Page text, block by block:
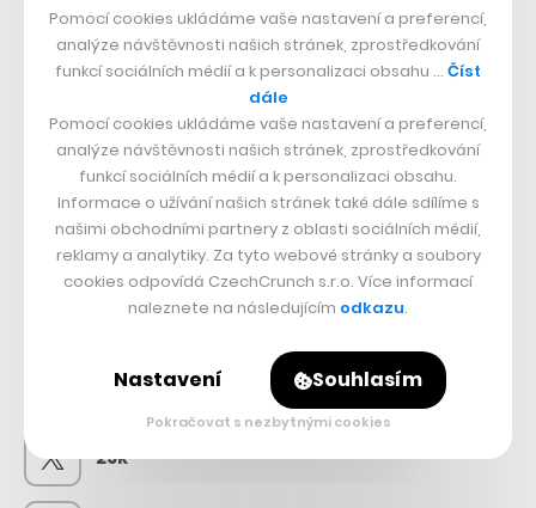
SLEDUJTE NÁS
73k
25k
Pomocí cookies ukládáme vaše nastavení a preferencí,
analýze návštěvnosti našich stránek, zprostředkování
funkcí sociálních médií a k personalizaci obsahu … Číst
dále
Pomocí cookies ukládáme vaše nastavení a preferencí,
analýze návštěvnosti našich stránek, zprostředkování
funkcí sociálních médií a k personalizaci obsahu.
Informace o užívání našich stránek také dále sdílíme s
našimi obchodními partnery z oblasti sociálních médií,
reklamy a analytiky. Za tyto webové stránky a soubory
cookies odpovídá CzechCrunch s.r.o. Více informací
naleznete na následujícím odkazu.
Nastavení Souhlasím
Pokračovat s nezbytnými cookies